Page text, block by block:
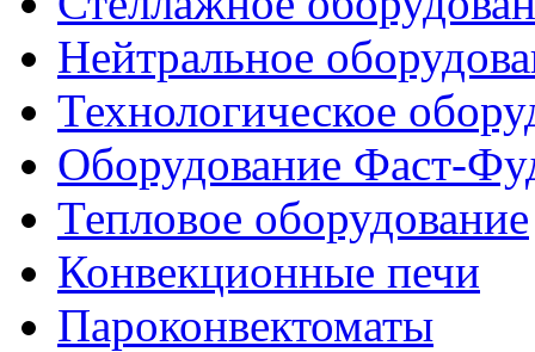
Нейтральное
Технологическое
Оборудование Фаст-
Тепловое оборудование
Конвекционные печи
Пароконвектоматы